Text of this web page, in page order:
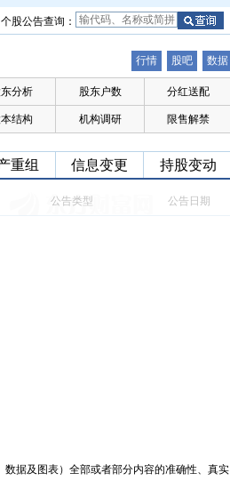
个股公告查询：
行情 股吧 数据
分析 股东户数 分红送配
结构 机构调研 限售解禁
重组 信息变更 持股变动
公告类型 公告日期
据及图表）全部或者部分内容的准确性、真实